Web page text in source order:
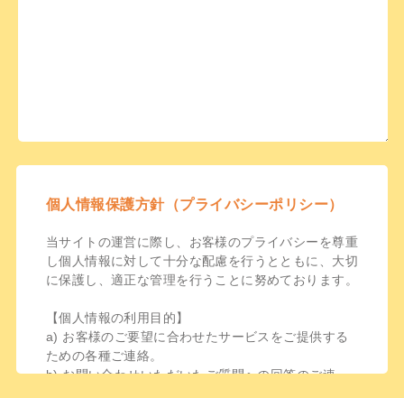
個人情報保護方針（プライバシーポリシー）
当サイトの運営に際し、お客様のプライバシーを尊重
し個人情報に対して十分な配慮を行うとともに、大切
に保護し、適正な管理を行うことに努めております。
【個人情報の利用目的】
a) お客様のご要望に合わせたサービスをご提供する
ための各種ご連絡。
b) お問い合わせいただいたご質問への回答のご連